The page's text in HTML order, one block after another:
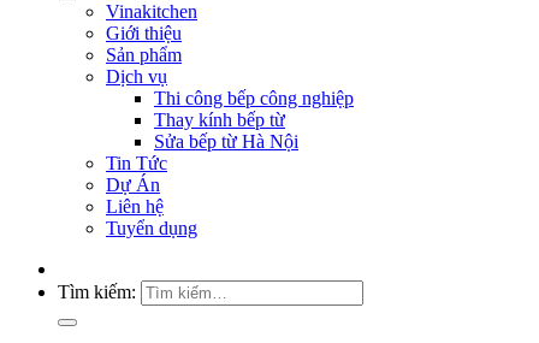
Vinakitchen
Giới thiệu
Sản phẩm
Dịch vụ
Thi công bếp công nghiệp
Thay kính bếp từ
Sửa bếp từ Hà Nội
Tin Tức
Dự Án
Liên hệ
Tuyển dụng
Tìm kiếm: